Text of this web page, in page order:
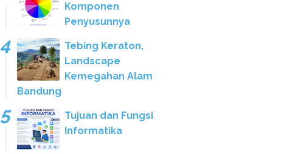
Komponen
Penyusunnya
Tebing Keraton,
Landscape
Kemegahan Alam
Bandung
Tujuan dan Fungsi
Informatika